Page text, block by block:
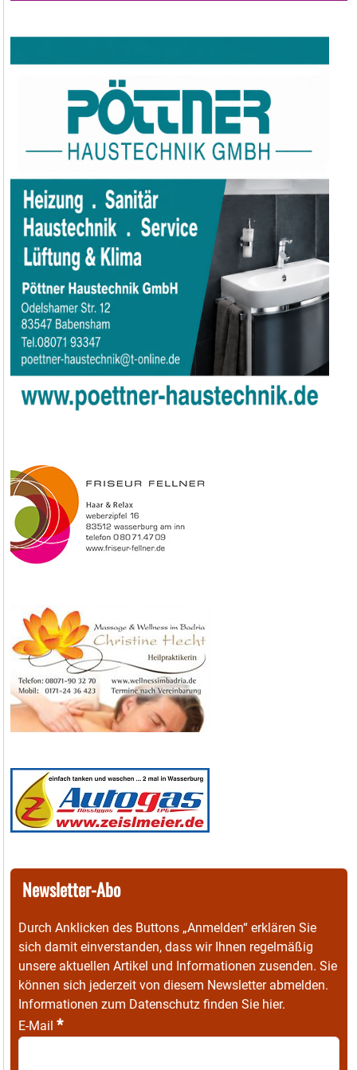
Newsletter-Abo
Durch Anklicken des Buttons „Anmelden“ erklären Sie
sich damit einverstanden, dass wir Ihnen regelmäßig
unsere aktuellen Artikel und Informationen zusenden. Sie
können sich jederzeit von diesem Newsletter abmelden.
Informationen zum Datenschutz finden Sie hier.
E-Mail *